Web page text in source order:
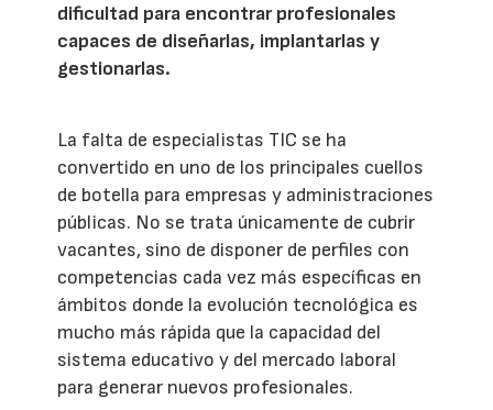
dificultad para encontrar profesionales
capaces de diseñarlas, implantarlas y
gestionarlas.
La falta de especialistas TIC se ha
convertido en uno de los principales cuellos
de botella para empresas y administraciones
públicas. No se trata únicamente de cubrir
vacantes, sino de disponer de perfiles con
competencias cada vez más específicas en
ámbitos donde la evolución tecnológica es
mucho más rápida que la capacidad del
sistema educativo y del mercado laboral
para generar nuevos profesionales.